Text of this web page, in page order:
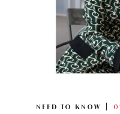
NEED TO KNOW